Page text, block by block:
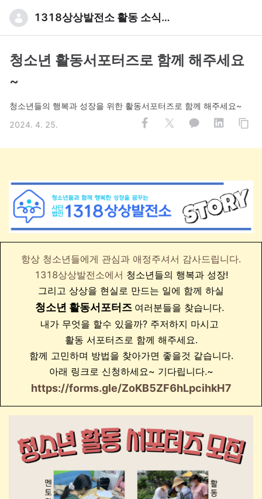
1318상상발전소 활동 소식입니다
청소년 활동서포터즈로 함께 해주세요
~
청소년들의 행복과 성장을 위한 활동서포터즈로 함께 해주세요~
2024. 4. 25.
항상 청소년들에게 관심과 애정주셔서 감사드립니다.
1318상상발전소에서 청소년들의 행복과 성장!
그리고 상상을 현실로 만드는 일에 함께 하실
청소년 활동서포터즈 여러분들을 찾습니다.
내가 무엇을 할수 있을까? 주저하지 마시고
활동 서포터즈로 함께 해주세요.
함께 고민하며 방법을 찾아가면 좋을것 같습니다.
아래 링크로 신청하세요~ 기다립니다.~
https://forms.gle/ZoKB5ZF6hLpcihkH7